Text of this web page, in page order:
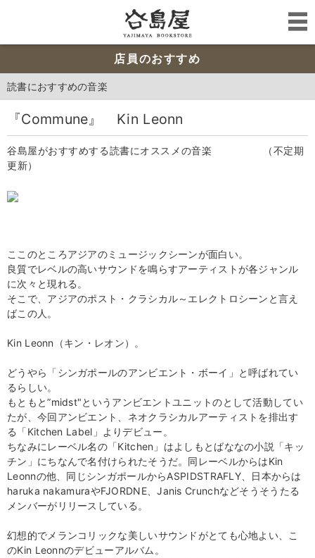
店員のおすすめ
読書におすすめの音楽
『Commune』 Kin Leonn
谷島屋がおすすめする読書にオススメの音楽 （不定期
更新）
ここのところアジアのミュージックシーンが面白い。
良質でレベルの高いサウンドを鳴らすアーティストが各ジャンル
に次々と現れる。
そこで、アジアのポスト・クラシカル～エレクトロシーンと言え
ばこの人。
Kin Leonn（キン・レオン）。
どうやら「シンガポールのアンビエント・ボーイ」と呼ばれてい
るらしい。
もともと”midst"というアンビエントユニットのとして活動してい
たが、今回アンビエント、ネオクラシカルアーティストを排出す
る「Kitchen Label」よりデビュー。
ちなみにレーベル名の「Kitchen」はよしもとばななの小説「キッ
チン」にちなんで名付けられたそうだ。同レーベルからはKin
Leonnの他、同じシンガポールからASPIDSTRAFLY、日本からは
haruka nakamuraやFJORDNE、Janis Crunchなどそうそうたる
メンバーがリリースしている。
幻想的でメランコリックな美しいサウンドがとても心地よい、こ
のKin Leonnのデビューアルバム。